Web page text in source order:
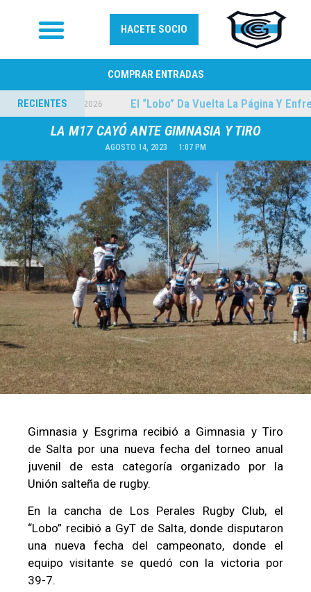
HACETE SOCIO
COMPRAR ENTRADAS
RECIENTES
09/08/2026 El “Lobo” Da Vuelta La Página Y Enfrenta
LA M17 CAYÓ ANTE GIMNASIA Y TIRO
AGOSTO 14, 2023 1:07 PM
Gimnasia y Esgrima recibió a Gimnasia y Tiro
de Salta por una nueva fecha del torneo anual
juvenil de esta categoría organizado por la
Unión salteña de rugby.
En la cancha de Los Perales Rugby Club, el
“Lobo” recibió a GyT de Salta, donde disputaron
una nueva fecha del campeonato, donde el
equipo visitante se quedó con la victoria por
39-7.